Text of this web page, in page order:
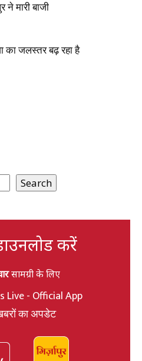
ने मारी बाजी
का जलस्तर बढ़ रहा है
Search
करें
सामग्री के लिए
Live - Official App
का अपडेट